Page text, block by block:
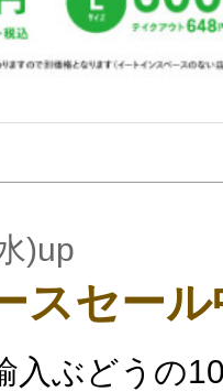
)up
スセール
入ぶどうの